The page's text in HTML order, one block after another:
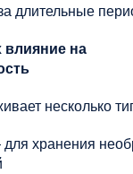
длительные
влияние на
несколько
хранения